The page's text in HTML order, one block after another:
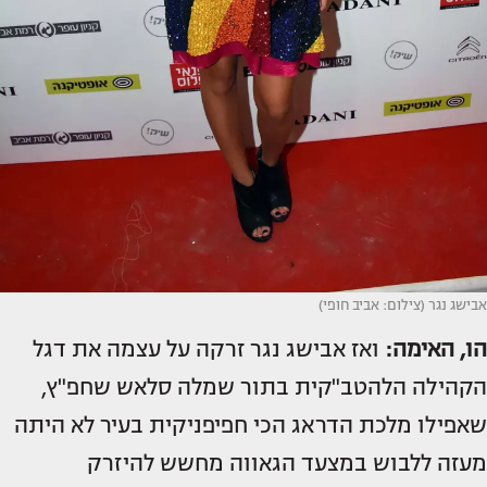
אבישג נגר (צילום: אביב חופי)
הו, האימה: ואז אבישג נגר זרקה על עצמה את דגל
הקהילה הלהטב"קית בתור שמלה סלאש שחפ"ץ,
שאפילו מלכת הדראג הכי חפיפניקית בעיר לא היתה
מעזה ללבוש במצעד הגאווה מחשש להיזרק